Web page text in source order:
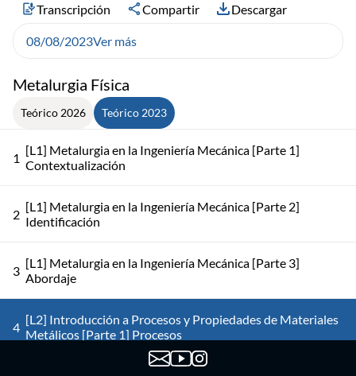
Metalurgia Física
Teórico 2026 Teórico 2023
1 [L1] Metalurgia en la Ingeniería Mecánica [Parte 1]
Contextualización
2 [L1] Metalurgia en la Ingeniería Mecánica [Parte 2]
Identificación
3 [L1] Metalurgia en la Ingeniería Mecánica [Parte 3]
Abordaje
4 [L2] Introducción a Procesos y Propiedades de Materiales
Metálicos [Parte 1] Procesos
Transcripción Compartir Descargar
08/08/2023Ver más